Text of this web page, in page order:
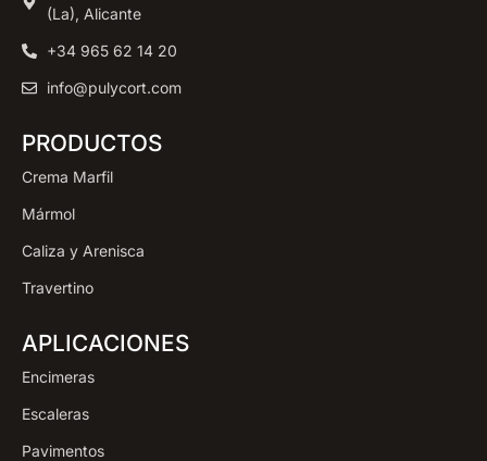
(La), Alicante
+34 965 62 14 20
info@pulycort.com
PRODUCTOS
Crema Marfil
Mármol
Caliza y Arenisca
Travertino
APLICACIONES
Encimeras
Escaleras
Pavimentos